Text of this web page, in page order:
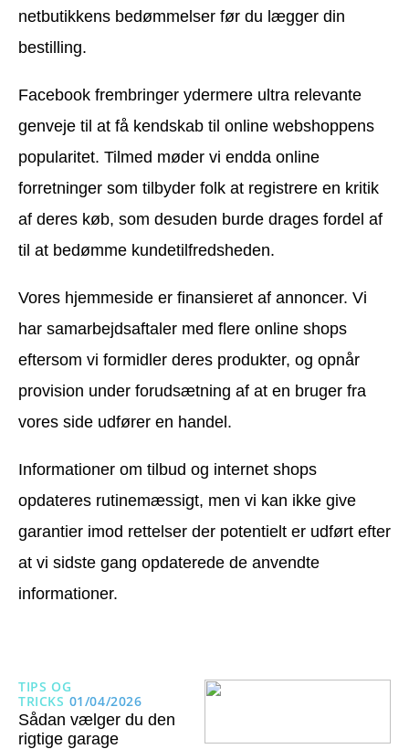
netbutikkens bedømmelser før du lægger din
bestilling.
Facebook frembringer ydermere ultra relevante
genveje til at få kendskab til online webshoppens
popularitet. Tilmed møder vi endda online
forretninger som tilbyder folk at registrere en kritik
af deres køb, som desuden burde drages fordel af
til at bedømme kundetilfredsheden.
Vores hjemmeside er finansieret af annoncer. Vi
har samarbejdsaftaler med flere online shops
eftersom vi formidler deres produkter, og opnår
provision under forudsætning af at en bruger fra
vores side udfører en handel.
Informationer om tilbud og internet shops
opdateres rutinemæssigt, men vi kan ikke give
garantier imod rettelser der potentielt er udført efter
at vi sidste gang opdaterede de anvendte
informationer.
TIPS OG
TRICKS 01/04/2026
Sådan vælger du den
rigtige garage